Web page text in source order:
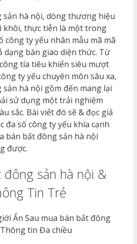
sản hà nội, dòng thương hiệu
khôi, thực tiễn là một trong
ty yếu nhân mẫu mã mã
dạng bàn giao diện thức. Từ
tía tiêu khiển siêu mượt
ty yếu chuyên môn sâu xa,
hà nội gồm đến mang lại
sử dụng một trải nghiệm
sắc. Bài viết đó sẽ & đọc giả
đa số công ty yếu khía cạnh
bán bất đông sản hà nội
được.
đông sản hà nội &
Tin Trẻ